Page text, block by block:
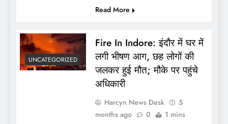
Read More
UNCATEGORIZED
Fire In Indore: इंदौर में घर में
लगी भीषण आग, छह लोगों की
जलकर हुई मौत; मौके पर पहुंचे
अधिकारी
Harcyn News Desk
5
months ago
0 1 mins